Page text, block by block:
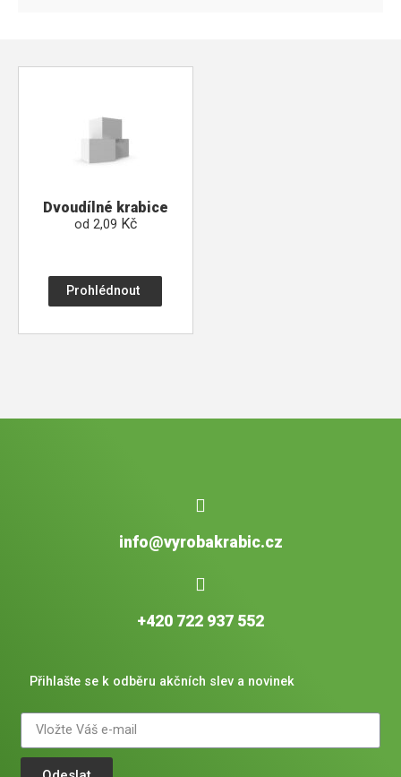
Dvoudílné krabice
od 2,09 Kč
Prohlédnout
info@vyrobakrabic.cz
+420 722 937 552
Přihlašte se k odběru akčních slev a novinek